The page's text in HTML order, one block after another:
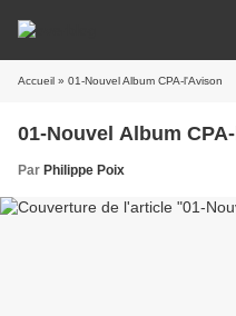
Accueil » 01-Nouvel Album CPA-l'Avison
01-Nouvel Album
Par Philippe Poix